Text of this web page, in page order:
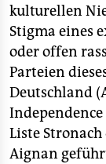
kulturellen
Stigma eines
oder offen
Parteien
Deutschland
Liste
Aignan